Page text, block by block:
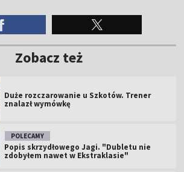
Zobacz też
Duże rozczarowanie u Szkotów. Trener
znalazł wymówkę
POLECAMY
Popis skrzydłowego Jagi. "Dubletu nie
zdobyłem nawet w Ekstraklasie"